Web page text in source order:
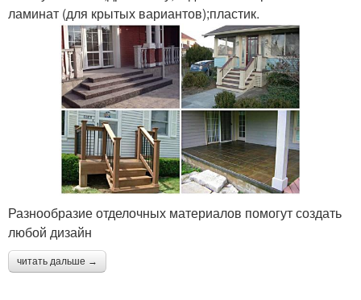
ламинат (для крытых вариантов);пластик.
Разнообразие отделочных материалов помогут создать
любой дизайн
читать дальше →